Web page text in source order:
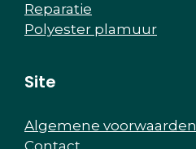
Reparatie
Polyester plamuur
Site
Algemene voorwaarden